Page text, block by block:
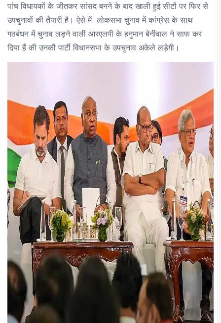
पांच विधायकों के जीतकर सांसद बनने के बाद खाली हुई सीटों पर फिर से
उपचुनावों की तैयारी है। ऐसे में लोकसभा चुनाव में कांग्रेस के साथ
गठबंधन में चुनाव लड़ने वाली आरएलपी के हनुमान बेनीवाल ने साफ कर
दिया हैं की उनकी पार्टी विधानसभा के उपचुनाव अकेले लड़ेगी।